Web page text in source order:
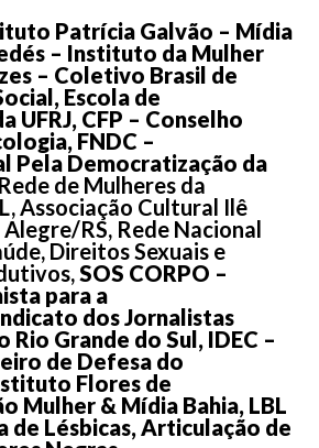
Patrícia Galvão – Mídia
– Instituto da Mulher
– Coletivo Brasil de
Escola de
UFRJ, CFP – Conselho
FNDC –
Pela Democratização da
Rede de Mulheres da
Associação Cultural Ilê
RS, Rede Nacional
Direitos Sexuais e
SOS CORPO –
para a
dos Jornalistas
Rio Grande do Sul, IDEC –
de Defesa do
Flores de
Mulher & Mídia Bahia, LBL
de Lésbicas, Articulação de